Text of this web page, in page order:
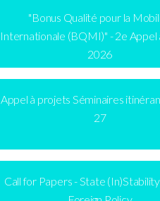
"Bonus Qualité pour la
Internationale (BQMI)" - 2e Appel
2026
Appel à projets Séminaires
27
Call for Papers - State